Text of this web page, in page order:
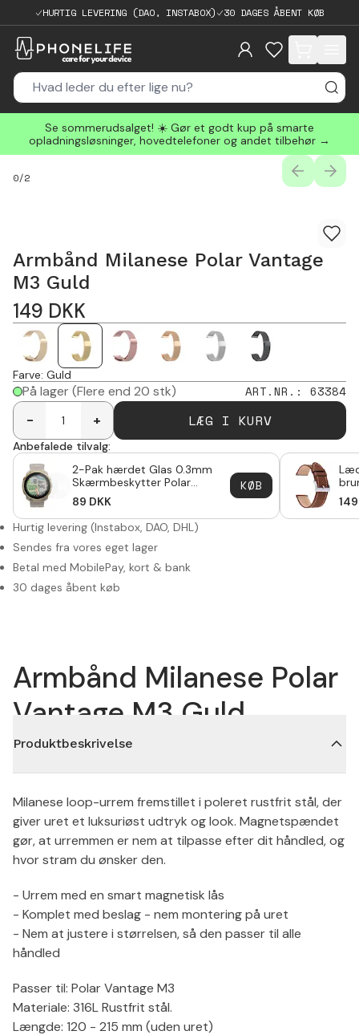
HURTIG LEVERING (DAO, INSTABOX) 30 DAGES ÅBENT KØB
items in cart,
Se sommerudsalget! ☀️ Gør et godt kup på smarte
opladningsløsninger, hovedtelefoner og andet tilbehør →
0/2
Armbånd Milanese Polar Vantage
M3 Guld
149 DKK
Farve: Guld
På lager(Flere end 20 stk) ART.NR. : 63384
-
+ LÆG I KURV
Anbefalede tilvalg:
2-Pak hærdet Glas 0.3mm
Skærmbeskytter Polar
Vantage M3
89 DKK
KØB
149
Hurtig levering (Instabox, DAO, DHL)
Sendes fra vores eget lager
Betal med MobilePay, kort & bank
30 dages åbent køb
Armbånd Milanese Polar
Vantage M3 Guld
Produktbeskrivelse
Milanese loop-urrem fremstillet i poleret rustfrit stål, der
giver uret et luksuriøst udtryk og look. Magnetspændet
gør, at urremmen er nem at tilpasse efter dit håndled, og
hvor stram du ønsker den.
- Urrem med en smart magnetisk lås
- Komplet med beslag - nem montering på uret
- Nem at justere i størrelsen, så den passer til alle
håndled
Passer til: Polar Vantage M3
Materiale: 316L Rustfrit stål.
Længde: 120 - 215 mm (uden uret)